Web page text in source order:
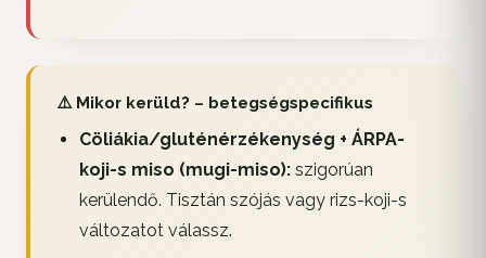
⚠️ Mikor kerüld? – betegségspecifikus
Cöliákia/gluténérzékenység + ÁRPA-
koji-s miso (mugi-miso):szigorúan
kerülendő. Tisztán szójás vagy rizs-koji-s
változatot válassz.